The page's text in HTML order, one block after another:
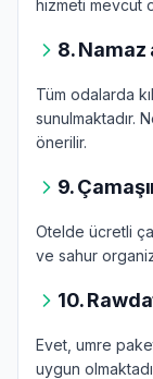
hizmeti mevcut
8. Namaz
Tüm odalarda
sunulmaktadır.
önerilir.
9.
Otelde ücretli
ve sahur
10.
Evet, umre
uygun